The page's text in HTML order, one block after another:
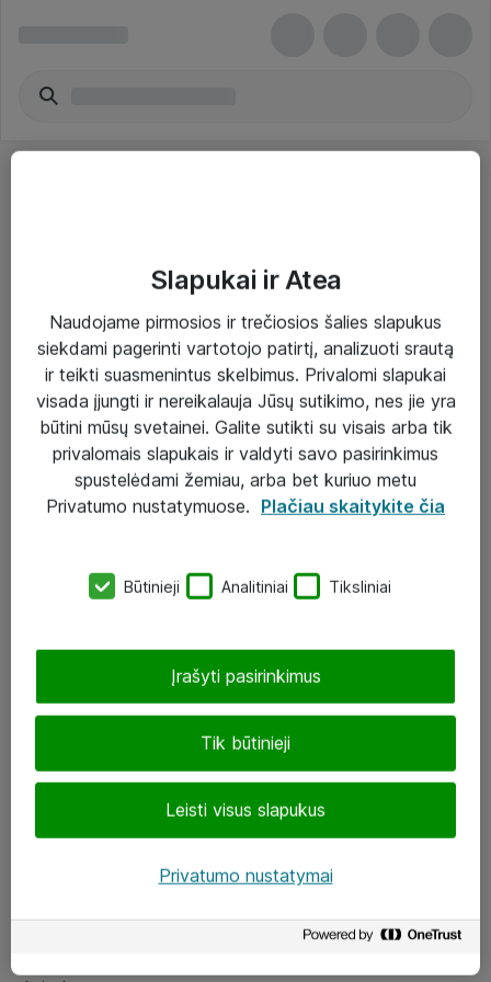
Paslaugos
Sprendimai
Įgyvendinti projektai
Atea ekspertų patarimai verslui
eShop@atea.lt
LinkedIn
Slapukai ir Atea
Naudojame pirmosios ir trečiosios šalies slapukus
siekdami pagerinti vartotojo patirtį, analizuoti srautą
ir teikti suasmenintus skelbimus. Privalomi slapukai
visada įjungti ir nereikalauja Jūsų sutikimo, nes jie yra
būtini mūsų svetainei. Galite sutikti su visais arba tik
privalomais slapukais ir valdyti savo pasirinkimus
spustelėdami žemiau, arba bet kuriuo metu
Privatumo nustatymuose. Plačiau skaitykite čia
Būtinieji Analitiniai Tiksliniai
Tik būtinieji
Leisti visus slapukus
Įrašyti pasirinkimus
Privatumo nustatymai